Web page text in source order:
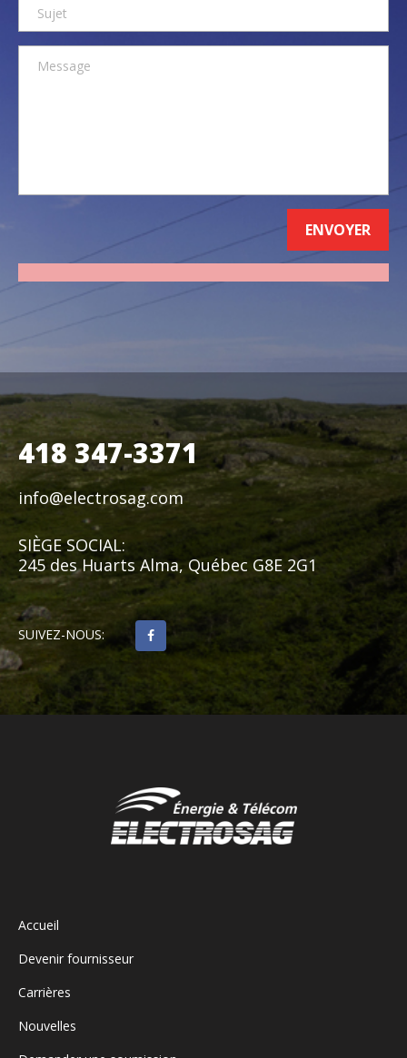
418 347-3371
info@electrosag.com
SIÈGE SOCIAL:
245 des Huarts Alma, Québec G8E 2G1
SUIVEZ-NOUS:
Accueil
Devenir fournisseur
Carrières
Nouvelles